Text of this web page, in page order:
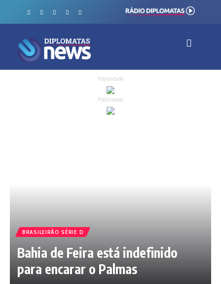
Publicidade
Publicidade
BRASILEIRÃO SÉRIE D
Bahia de Feira está indefinido
para encarar o Palmas